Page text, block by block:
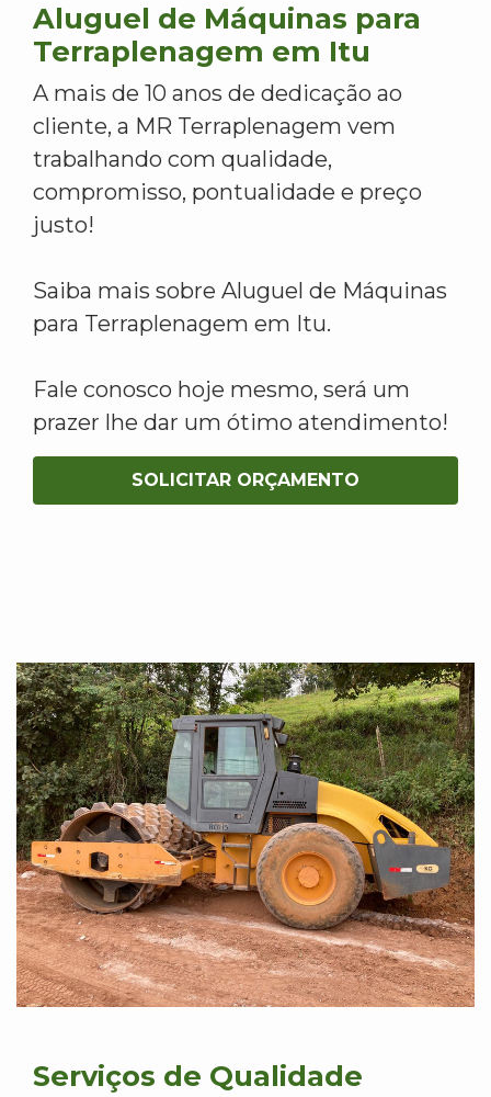
Aluguel de Máquinas para
Terraplenagem em Itu
A mais de 10 anos de dedicação ao
cliente, a MR Terraplenagem vem
trabalhando com qualidade,
compromisso, pontualidade e preço
justo!
Saiba mais sobre Aluguel de Máquinas
para Terraplenagem em Itu.
Fale conosco hoje mesmo, será um
prazer lhe dar um ótimo atendimento!
SOLICITAR ORÇAMENTO
Serviços de Qualidade